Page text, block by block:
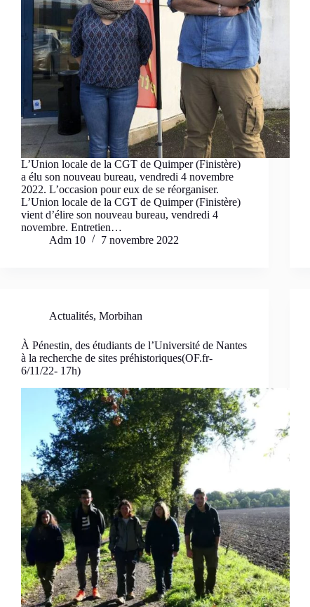
L’Union locale de la CGT de Quimper (Finistère)
a élu son nouveau bureau, vendredi 4 novembre
2022. L’occasion pour eux de se réorganiser.
L’Union locale de la CGT de Quimper (Finistère)
vient d’élire son nouveau bureau, vendredi 4
novembre. Entretien…
Adm 10
7 novembre 2022
Actualités, Morbihan
À Pénestin, des étudiants de l’Université de Nantes
à la recherche de sites préhistoriques(OF.fr-
6/11/22- 17h)